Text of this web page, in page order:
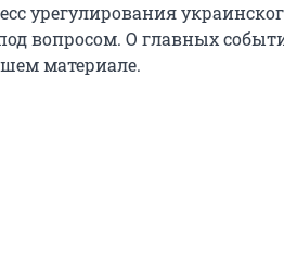
урегулирования
вопросом. О главных
материале.